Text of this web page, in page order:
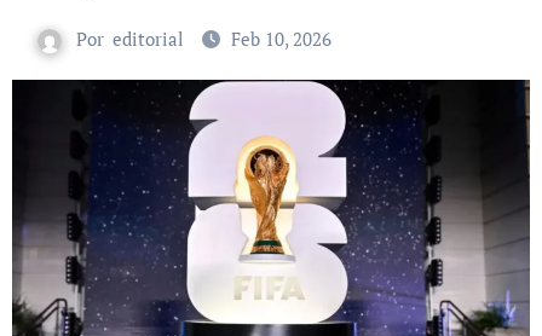
Por editorial Feb 10, 2026